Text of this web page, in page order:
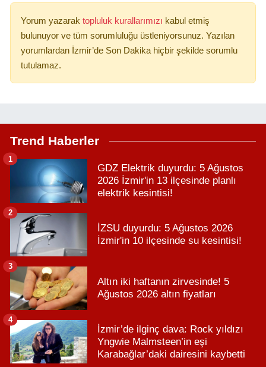
Yorum yazarak topluluk kurallarımızı kabul etmiş
bulunuyor ve tüm sorumluluğu üstleniyorsunuz. Yazılan
yorumlardan İzmir’de Son Dakika hiçbir şekilde sorumlu
tutulamaz.
Trend Haberler
GDZ Elektrik duyurdu: 5 Ağustos
2026 İzmir'in 13 ilçesinde planlı
elektrik kesintisi!
1
İZSU duyurdu: 5 Ağustos 2026
İzmir'in 10 ilçesinde su kesintisi!
2
Altın iki haftanın zirvesinde! 5
Ağustos 2026 altın fiyatları
3
İzmir’de ilginç dava: Rock yıldızı
Yngwie Malmsteen’in eşi
Karabağlar’daki dairesini kaybetti
4